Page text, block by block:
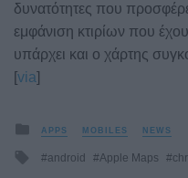
δυνατότητες που
εμφάνιση κτιρίων που
υπάρχει και ο χάρτης
[via]
Posted
in
APPS MOBILES NEWS
Tagged
android Apple Maps